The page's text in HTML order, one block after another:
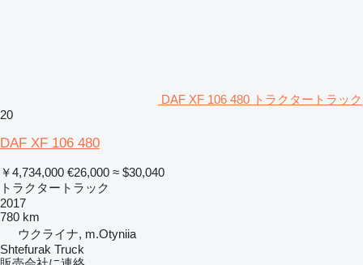
DAF XF 106 480 トラクタートラック
20
DAF XF 106 480
￥4,734,000 €26,000 ≈ $30,040
トラクタートラック
2017
780 km
ウクライナ, m.Otyniia
Shtefurak Truck